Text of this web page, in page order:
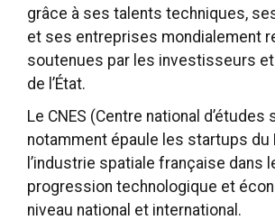
grâce à ses talents techniques,
et ses entreprises mondialement
soutenues par les investisseurs et
de l’État.
Le CNES (Centre national d’études
notamment épaule les startups du
l’industrie spatiale française dans
progression technologique et
niveau national et international.